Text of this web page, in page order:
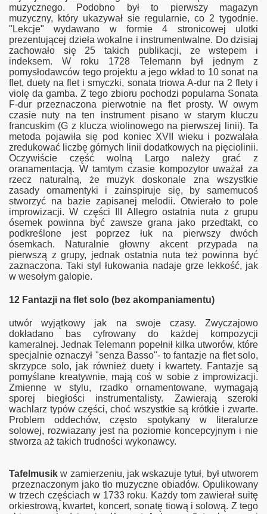
muzycznego. Podobno był to pierwszy magazyn
muzyczny, który ukazywał sie regularnie, co 2 tygodnie.
"Lekcje" wydawano w formie 4 stronicowej ulotki
prezentującej dzieła wokalne i instrumentwalne. Do dzisiaj
zachowało się 25 takich publikacji, ze wstepem i
indeksem. W roku 1728 Telemann był jednym z
pomysłodawców tego projektu a jego wkład to 10 sonat na
flet, duety na flet i smyczki, sonata triowa A-dur na 2 flety i
violę da gamba. Z tego zbioru pochodzi popularna Sonata
F-dur przeznaczona pierwotnie na flet prosty. W owym
czasie nuty na ten instrument pisano w starym kluczu
francuskim (G z klucza wiolinowego na pierwszej linii). Ta
metoda pojawiła się pod koniec XVII wieku i pozwalała
zredukować liczbę górnych linii dodatkowych na pięciolinii.
Oczywiście część wolną Largo należy grać z
oranamentacją. W tamtym czasie kompozytor uważał za
rzecz naturalną, że muzyk doskonale zna wszystkie
zasady ornamentyki i zainspiruje się, by samemucoś
stworzyć na bazie zapisanej melodii. Otwierało to pole
improwizacji. W części III Allegro ostatnia nuta z grupu
ósemek powinna być zawsze grana jako przedtakt, co
podkreślone jest poprzez łuk na pierwszy dwóch
ósemkach. Naturalnie głowny akcent przypada na
pierwszą z grupy, jednak ostatnia nuta też powinna być
zaznaczona. Taki styl łukowania nadaje grze lekkość, jak
w wesołym galopie.
12 Fantazji na flet solo (bez akompaniamentu)
utwór wyjątkowy jak na swoje czasy. Zwyczajowo
dokładano bas cyfrowany do każdej kompozycji
kameralnej. Jednak Telemann popełnił kilka utworów, które
specjalnie oznaczył "senza Basso"- to fantazje na flet solo,
skrzypce solo, jak również duety i kwartety. Fantazje są
pomyślane kreatywnie, mają coś w sobie z improwizacji.
Zmienne w stylu, rzadko ornamentowane, wymagają
sporej biegłości instrumentalisty. Zawierają szeroki
wachlarz typów części, choć wszystkie są krótkie i zwarte.
Problem oddechów, często spotykany w literalurze
solowej, rozwiazany jest na poziomie koncepcyjnym i nie
stworza aż takich trudności wykonawcy.
Tafelmusik w zamierzeniu, jak wskazuje tytuł, był utworem
przeznaczonym jako tło muzyczne obiadów. Opulikowany
w trzech częściach w 1733 roku. Każdy tom zawierał suitę
orkiestrową, kwartet, koncert, sonatę tiową i solową. Z tego